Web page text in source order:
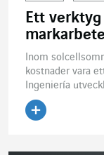
Ett
Inom
kostnader vara
Ingeniería